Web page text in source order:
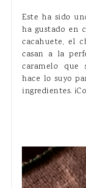
Este ha sido
ha gustado en
cacahuete, el
casan a la
caramelo que
hace lo suyo
ingredientes.